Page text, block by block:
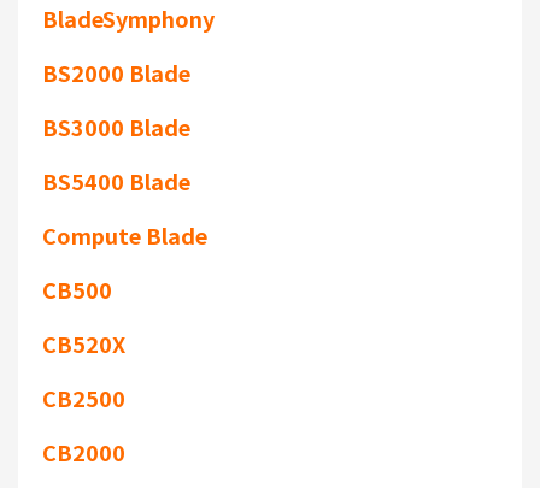
BladeSymphony
BS2000 Blade
BS3000 Blade
BS5400 Blade
Compute Blade
CB500
CB520X
CB2500
CB2000